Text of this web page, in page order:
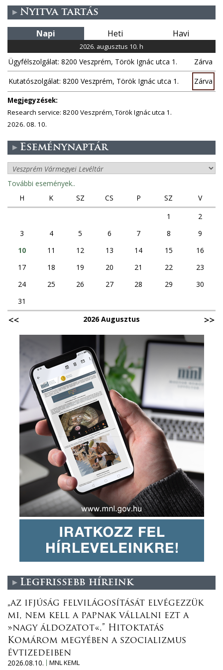
l
a
k
Nyitva tartás
Napi Heti Havi
2026. augusztus 10. h
Ügyfélszolgálat: 8200 Veszprém, Török Ignác utca 1. Zárva
Kutatószolgálat: 8200 Veszprém, Török Ignác utca 1. Zárva
Megjegyzések:
Research service: 8200 Veszprém, Török Ignác utca 1.
2026. 08. 10.
Eseménynaptár
További események..
H
K SZ CS P SZ
V
1
2
3
4 5 6 7 8
9
10
11 12 13 14 15
16
17
18 19 20 21 22
23
24
25 26 27 28 29
30
31
2026 Augusztus
Legfrissebb híreink
„az ifjúság felvilágosítását elvégezzük
mi, nem kell a papnak vállalni ezt a
»nagy áldozatot«.” Hitoktatás
Komárom megyében a szocializmus
évtizedeiben
2026.08.10.
MNL KEML